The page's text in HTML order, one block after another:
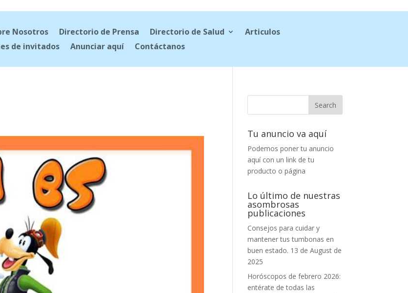
Nosotros Directorio de Prensa Directorio de Salud
Articulos
de invitados
Anunciar aquí Contáctanos
Tu anuncio va aquí
Podemos poner tu anuncio
aquí con un link de tu
producto o página
Lo último de nuestras
asombrosas
publicaciones
Consejos para cuidar y
mantener tus tumbonas en
buen estado. 13 de August de
2025
Horóscopos de febrero 2026:
entérate de todas las